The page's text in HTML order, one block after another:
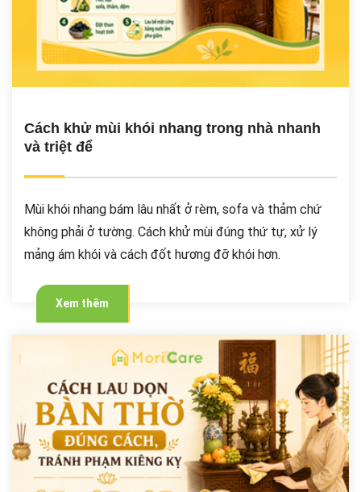
Cách khử mùi khói nhang trong nhà nhanh
và triệt để
Mùi khói nhang bám lâu nhất ở rèm, sofa và thảm chứ
không phải ở tường. Cách khử mùi đúng thứ tự, xử lý
mảng ám khói và cách đốt hương đỡ khói hơn.
Xem thêm